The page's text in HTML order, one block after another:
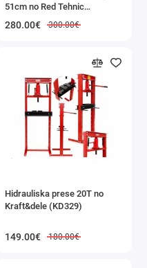
51cm no Red Tehnic
280.00€ 300.00€
Hidrauliska prese 20T no
Kraft&dele (KD329)
149.00€ 180.00€